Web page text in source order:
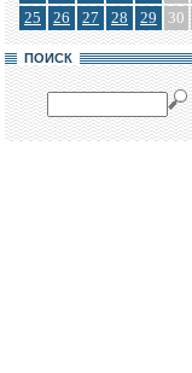
25
26 27 28 29 30
ПОИСК